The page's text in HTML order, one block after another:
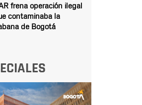
frena operación ilegal
contaminaba la
de Bogotá